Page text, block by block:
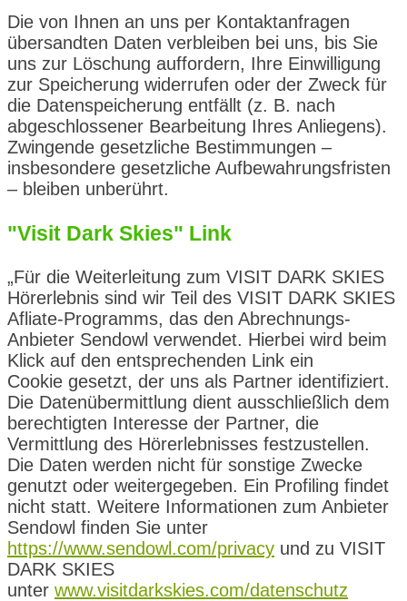
Die von Ihnen an uns per Kontaktanfragen
übersandten Daten verbleiben bei uns, bis Sie
uns zur Löschung auffordern, Ihre Einwilligung
zur Speicherung widerrufen oder der Zweck für
die Datenspeicherung entfällt (z. B. nach
abgeschlossener Bearbeitung Ihres Anliegens).
Zwingende gesetzliche Bestimmungen –
insbesondere gesetzliche Aufbewahrungsfristen
– bleiben unberührt.
"Visit Dark Skies" Link
„Für die Weiterleitung zum VISIT DARK SKIES
Hörerlebnis sind wir Teil des VISIT DARK SKIES
Afliate-Programms, das den Abrechnungs-
Anbieter Sendowl verwendet. Hierbei wird beim
Klick auf den entsprechenden Link ein
Cookie gesetzt, der uns als Partner identifiziert.
Die Datenübermittlung dient ausschließlich dem
berechtigten Interesse der Partner, die
Vermittlung des Hörerlebnisses festzustellen.
Die Daten werden nicht für sonstige Zwecke
genutzt oder weitergegeben. Ein Profiling findet
nicht statt. Weitere Informationen zum Anbieter
Sendowl finden Sie unter
https://www.sendowl.com/privacy und zu VISIT
DARK SKIES
unter www.visitdarkskies.com/datenschutz